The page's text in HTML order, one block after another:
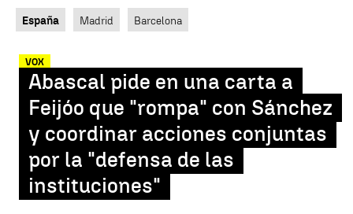
España Madrid Barcelona
VOX
Abascal pide en una carta a
Feijóo que "rompa" con Sánchez
y coordinar acciones conjuntas
por la "defensa de las
instituciones"